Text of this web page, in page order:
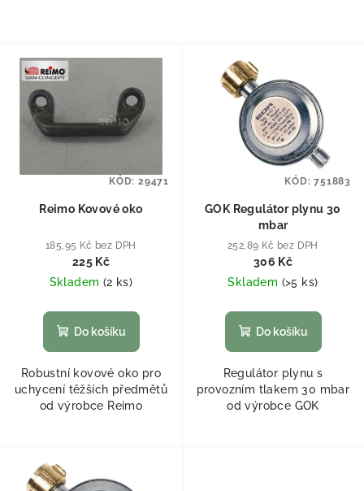
Reimo Kovové oko
185,95 Kč bez DPH
225 Kč
Skladem (2 ks)
Do košíku
Robustní kovové oko pro
uchycení těžších předmětů
od výrobce Reimo
KÓD: 29471
GOK Regulátor plynu 30
mbar
252,89 Kč bez DPH
306 Kč
Skladem (>5 ks)
Do košíku
Regulátor plynu s
provozním tlakem 30 mbar
od výrobce GOK
KÓD:751883